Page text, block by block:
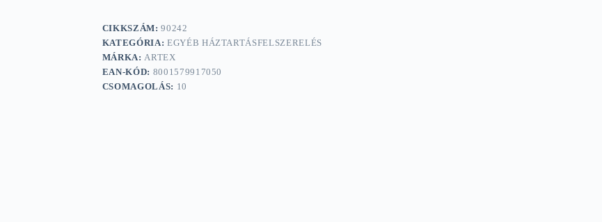
CIKKSZÁM:90242
KATEGÓRIA: EGYÉB HÁZTARTÁSFELSZERELÉS
MÁRKA:ARTEX
EAN-KÓD: 8001579917050
CSOMAGOLÁS: 10